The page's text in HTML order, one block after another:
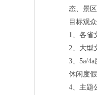
态、景
目标观众
1、各省
2、大型
3、5a/
休闲度假
4、主题